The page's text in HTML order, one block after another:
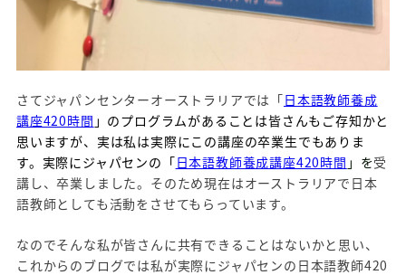
さてジャパンセンターオーストラリアでは「日本語教師養成
講座420時間 」のプログラムがあることは皆さんもご存知かと
思いますが、実は私は実際にこの講座の卒業生でもありま
す。実際にジャパセンの「日本語教師養成講座420時間 」を受
講し、卒業しました。そのため現在はオーストラリアで日本
語教師としても活動をさせてもらっています。
なのでそんな私が皆さんに共有できることはないかと思い、
これからのブログでは私が実際にジャパセンの日本語教師420